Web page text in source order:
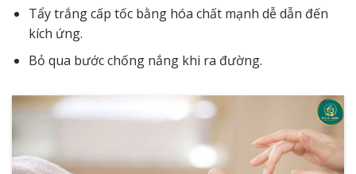
Tẩy trắng cấp tốc bằng hóa chất mạnh dễ dẫn đến
kích ứng.
Bỏ qua bước chống nắng khi ra đường.